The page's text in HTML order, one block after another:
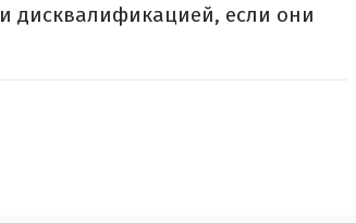
и дисквалификацией, если они